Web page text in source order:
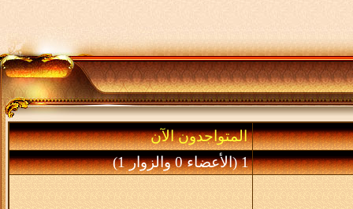
المتواجدون الآن
1 (الأعضاء 0 والزوار 1)